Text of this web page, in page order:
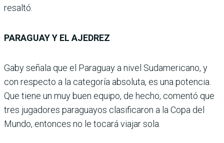
resaltó.
PARAGUAY Y EL AJEDREZ
Gaby señala que el Paraguay a nivel Sudamericano, y
con respecto a la categoría absoluta, es una potencia.
Que tiene un muy buen equipo, de hecho, comentó que
tres jugadores paraguayos clasificaron a la Copa del
Mundo, entonces no le tocará viajar sola.